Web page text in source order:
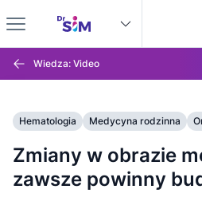
Wiedza: Video
Hematologia Medycyna rodzinna
Zmiany w obrazie
zawsze powinny